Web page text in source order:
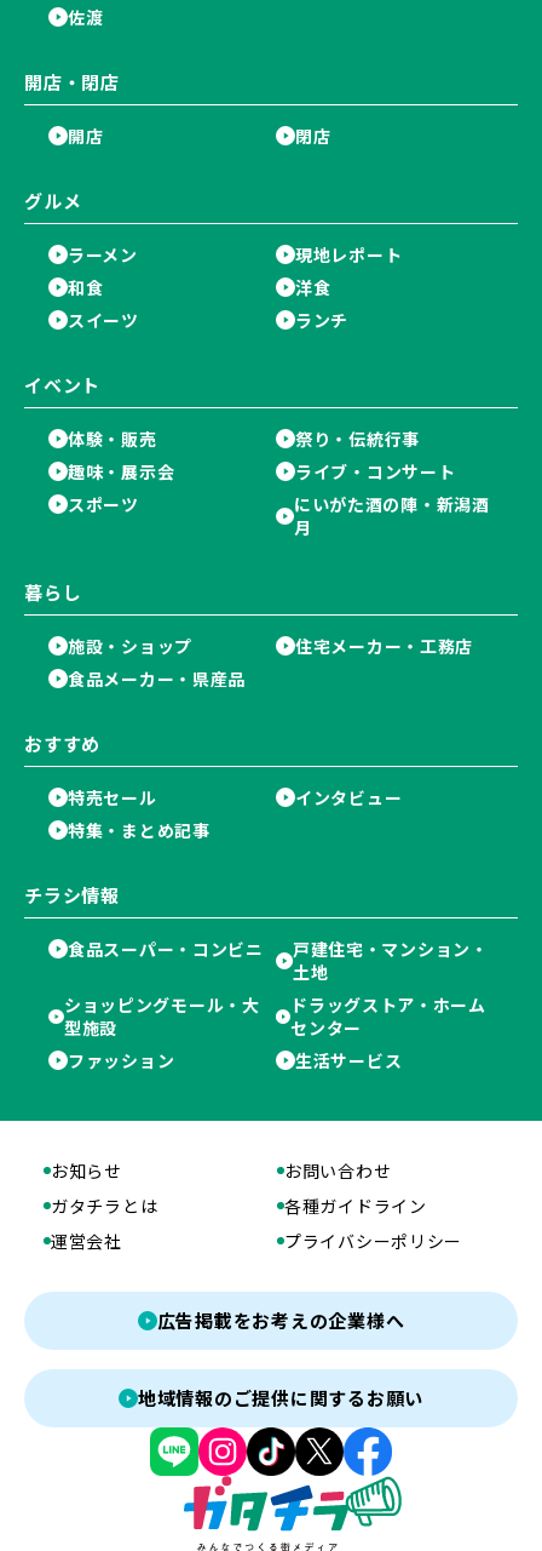
佐渡
開店・閉店
開店 閉店
グルメ
ラーメン
現地レポート
和食
洋食
スイーツ
ランチ
イベント
体験・販売
祭り・伝統行事
趣味・展示会
ライブ・コンサート
スポーツ
にいがた酒の陣・新潟酒
月
暮らし
施設・ショップ
住宅メーカー・工務店
食品メーカー・県産品
おすすめ
特売セール
インタビュー
特集・まとめ記事
チラシ情報
食品スーパー・コンビニ
戸建住宅・マンション・
土地
ショッピングモール・大
型施設
ドラッグストア・ホーム
センター
ファッション
生活サービス
お知らせ
お問い合わせ
ガタチラとは
各種ガイドライン
運営会社
プライバシーポリシー
広告掲載をお考えの企業様へ
地域情報のご提供に関するお願い